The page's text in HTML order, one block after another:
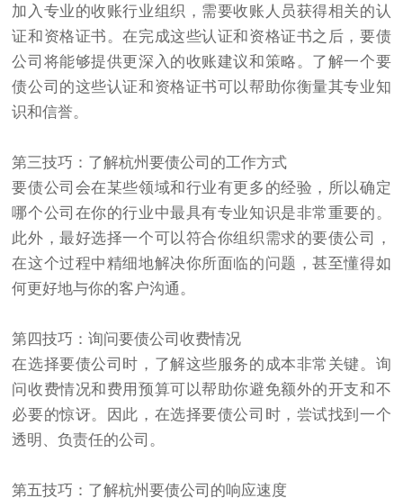
加入专业的收账行业组织，需要收账人员获得相关的认
证和资格证书。在完成这些认证和资格证书之后，要债
公司将能够提供更深入的收账建议和策略。了解一个要
债公司的这些认证和资格证书可以帮助你衡量其专业知
识和信誉。
第三技巧：了解杭州要债公司的工作方式
要债公司会在某些领域和行业有更多的经验，所以确定
哪个公司在你的行业中最具有专业知识是非常重要的。
此外，最好选择一个可以符合你组织需求的要债公司，
在这个过程中精细地解决你所面临的问题，甚至懂得如
何更好地与你的客户沟通。
第四技巧：询问要债公司收费情况
在选择要债公司时，了解这些服务的成本非常关键。询
问收费情况和费用预算可以帮助你避免额外的开支和不
必要的惊讶。因此，在选择要债公司时，尝试找到一个
透明、负责任的公司。
第五技巧：了解杭州要债公司的响应速度